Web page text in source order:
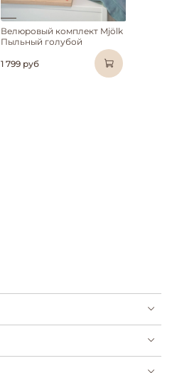
Велюровый комплект Mjölk
Пыльный голубой
1 799 руб